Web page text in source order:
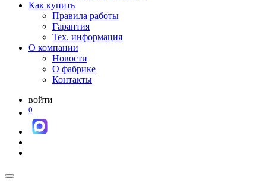
Как купить
Правила работы
Гарантия
Тех. информация
О компании
Новости
О фабрике
Контакты
войти
0